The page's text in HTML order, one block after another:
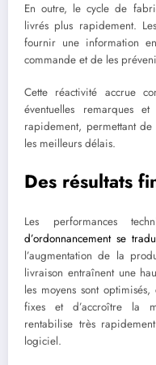
En outre, le cycle de
livrés plus rapidement.
fournir une information
commande et de les
Cette réactivité accrue
éventuelles remarques
rapidement, permettant
les meilleurs délais.
Des résultats
Les performances
d’ordonnancement se
l’augmentation de la
livraison entraînent une
les moyens sont
fixes et d’accroître la
rentabilise très
logiciel.